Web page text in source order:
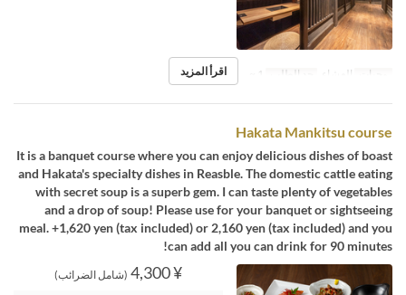
وجبات العشاء حد الطلب اقرأ المزيد
Hakata Mankitsu course
It is a banquet course where you can enjoy delicious dishes of boast
and Hakata's specialty dishes in Reasble. The domestic cattle eating
with secret soup is a superb gem. I can taste plenty of vegetables
and a drop of soup! Please use for your banquet or sightseeing
meal. +1,620 yen (tax included) or 2,160 yen (tax included) and you
can add all you can drink for 90 minutes!
¥ 4,300 (شامل الضرائب)